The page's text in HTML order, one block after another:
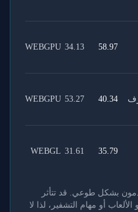
58.97
34.13
WEBGPU
40.34
53.27
WEBGPU
35.79
31.61
WEBGL
بشكل طوعي. قد تتأثر
الألعاب أو مهام التشفير، لذا لا